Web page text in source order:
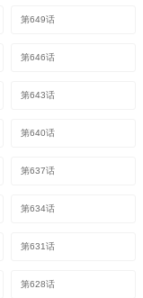
第649话
第646话
第643话
第640话
第637话
第634话
第631话
第628话